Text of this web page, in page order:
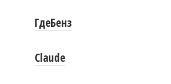
ГдеБенз
Claude